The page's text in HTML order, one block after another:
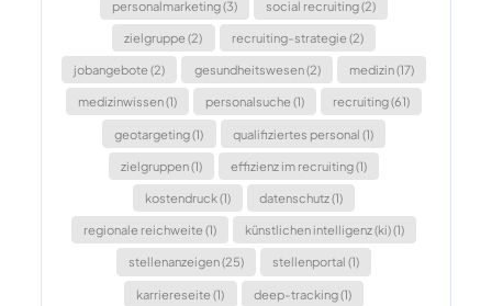
personalmarketing (3) social recruiting (2)
zielgruppe (2) recruiting-strategie (2)
jobangebote (2) gesundheitswesen (2) medizin (17)
medizinwissen (1) personalsuche (1) recruiting (61)
geotargeting (1) qualifiziertes personal (1)
zielgruppen (1) effizienz im recruiting (1)
kostendruck (1) datenschutz (1)
regionale reichweite (1) künstlichen intelligenz (ki) (1)
stellenanzeigen (25) stellenportal (1)
karriereseite (1) deep-tracking (1)